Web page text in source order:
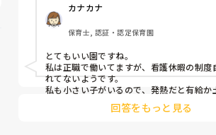
いろんな園があると思いますが、参考と
たくて質問しました。
カナカナ
保育士, 認証・認定保育園
とてもいい園ですね。
私は正職で働いてますが、看護休暇の制度
れてないようです。
私も小さい子がいるので、発熱だと有給か
看護休暇必要ですよね。 回答をもっと見る